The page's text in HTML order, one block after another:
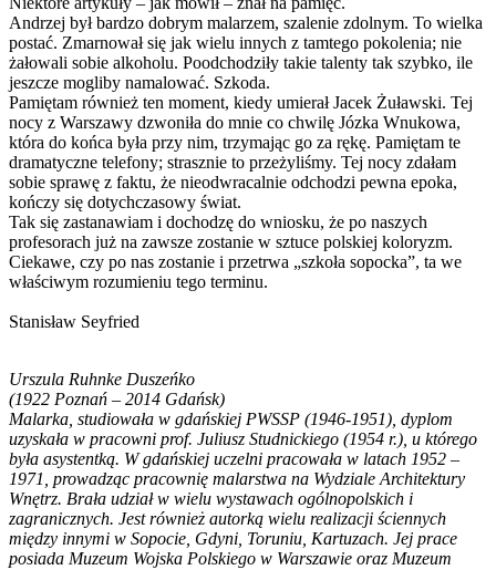
Andrzej był bardzo dobrym malarzem, szalenie zdolnym. To wielka
postać. Zmarnował się jak wielu innych z tamtego pokolenia; nie
żałowali sobie alkoholu. Poodchodziły takie talenty tak szybko, ile
jeszcze mogliby namalować. Szkoda.
Pamiętam również ten moment, kiedy umierał Jacek Żuławski. Tej
nocy z Warszawy dzwoniła do mnie co chwilę Józka Wnukowa,
która do końca była przy nim, trzymając go za rękę. Pamiętam te
dramatyczne telefony; strasznie to przeżyliśmy. Tej nocy zdałam
sobie sprawę z faktu, że nieodwracalnie odchodzi pewna epoka,
kończy się dotychczasowy świat.
Tak się zastanawiam i dochodzę do wniosku, że po naszych
profesorach już na zawsze zostanie w sztuce polskiej koloryzm.
Ciekawe, czy po nas zostanie i przetrwa „szkoła sopocka”, ta we
właściwym rozumieniu tego terminu.
Stanisław Seyfried
Urszula Ruhnke Duszeńko
(1922 Poznań – 2014 Gdańsk)
Malarka, studiowała w gdańskiej PWSSP (1946-1951), dyplom
uzyskała w pracowni prof. Juliusz Studnickiego (1954 r.), u którego
była asystentką. W gdańskiej uczelni pracowała w latach 1952 –
1971, prowadząc pracownię malarstwa na Wydziale Architektury
Wnętrz. Brała udział w wielu wystawach ogólnopolskich i
zagranicznych. Jest również autorką wielu realizacji ściennych
między innymi w Sopocie, Gdyni, Toruniu, Kartuzach. Jej prace
posiada Muzeum Wojska Polskiego w Warszawie oraz Muzeum